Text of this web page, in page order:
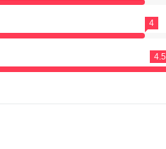
4
4.5